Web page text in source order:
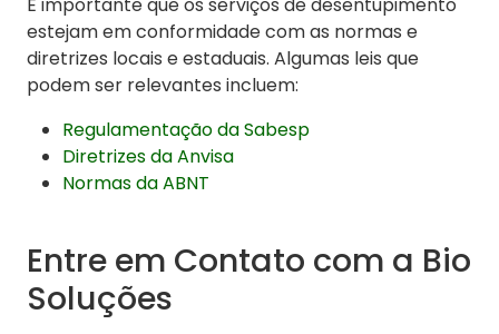
É importante que os serviços de desentupimento
estejam em conformidade com as normas e
diretrizes locais e estaduais. Algumas leis que
podem ser relevantes incluem:
Regulamentação da Sabesp
Diretrizes da Anvisa
Normas da ABNT
Entre em Contato com a Bio
Soluções